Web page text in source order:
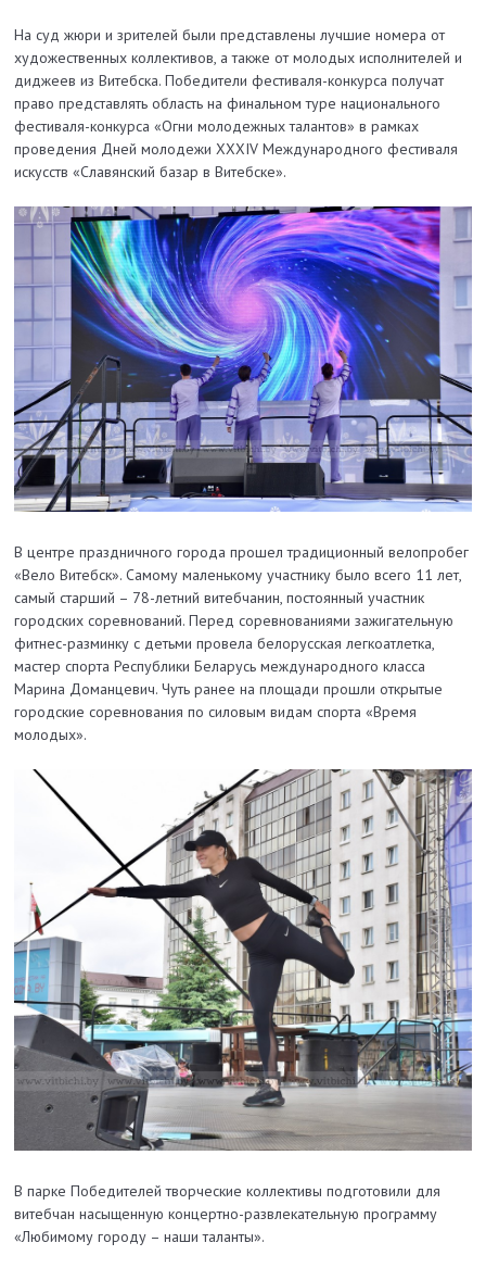
На суд жюри и зрителей были представлены лучшие номера от
художественных коллективов, а также от молодых исполнителей и
диджеев из Витебска. Победители фестиваля-конкурса получат
право представлять область на финальном туре национального
фестиваля-конкурса «Огни молодежных талантов» в рамках
проведения Дней молодежи XXXIV Международного фестиваля
искусств «Славянский базар в Витебске».
В центре праздничного города прошел традиционный велопробег
«Вело Витебск». Самому маленькому участнику было всего 11 лет,
самый старший – 78-летний витебчанин, постоянный участник
городских соревнований. Перед соревнованиями зажигательную
фитнес-разминку с детьми провела белорусская легкоатлетка,
мастер спорта Республики Беларусь международного класса
Марина Доманцевич. Чуть ранее на площади прошли открытые
городские соревнования по силовым видам спорта «Время
молодых».
В парке Победителей творческие коллективы подготовили для
витебчан насыщенную концертно-развлекательную программу
«Любимому городу – наши таланты».